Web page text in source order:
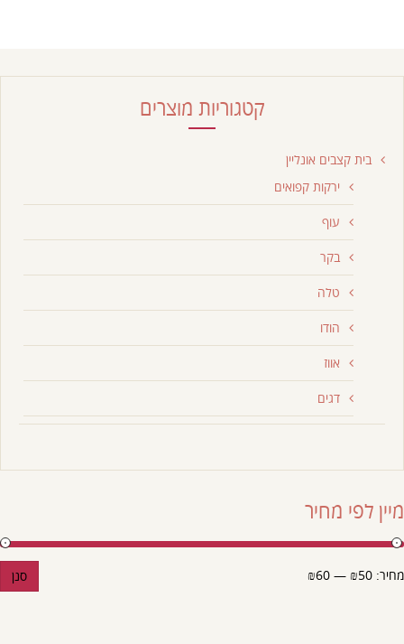
קטגוריות מוצרים
בית קצבים אונליין
ירקות קפואים
עוף
בקר
טלה
הודו
אווז
דגים
מיין לפי מחיר
סנן מחיר: ₪50
—
₪60